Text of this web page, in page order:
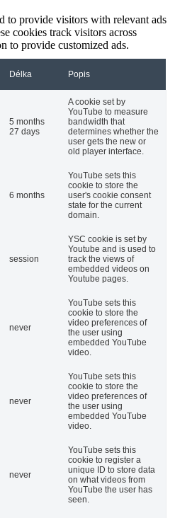
to provide visitors with relevant ads
cookies track visitors across
to provide customized ads.
Délka Popis
5 months
27 days
A cookie set by
YouTube to measure
bandwidth that
determines whether the
user gets the new or
old player interface.
6 months
YouTube sets this
cookie to store the
user's cookie consent
state for the current
domain.
session
YSC cookie is set by
Youtube and is used to
track the views of
embedded videos on
Youtube pages.
never
YouTube sets this
cookie to store the
video preferences of
the user using
embedded YouTube
video.
never
YouTube sets this
cookie to store the
video preferences of
the user using
embedded YouTube
video.
never
YouTube sets this
cookie to register a
unique ID to store data
on what videos from
YouTube the user has
seen.